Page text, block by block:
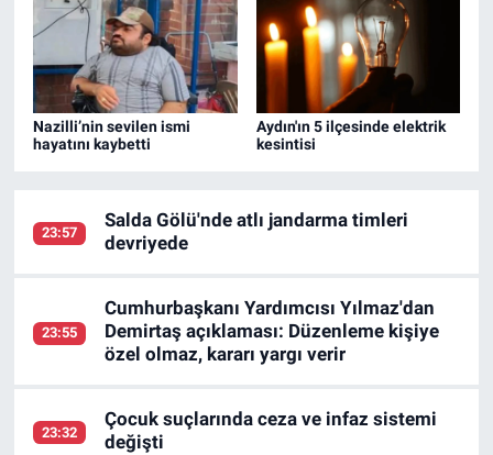
Nazilli’nin sevilen ismi
hayatını kaybetti
Aydın'ın 5 ilçesinde elektrik
kesintisi
23:57
Salda Gölü'nde atlı jandarma timleri
devriyede
23:55
Cumhurbaşkanı Yardımcısı Yılmaz'dan
Demirtaş açıklaması: Düzenleme kişiye
özel olmaz, kararı yargı verir
23:32
Çocuk suçlarında ceza ve infaz sistemi
değişti